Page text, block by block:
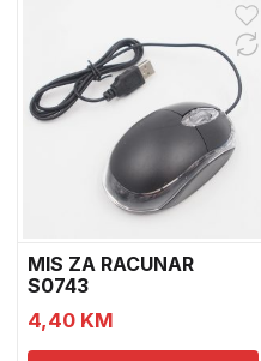
MIS ZA RACUNAR
S0743
4,40 KM